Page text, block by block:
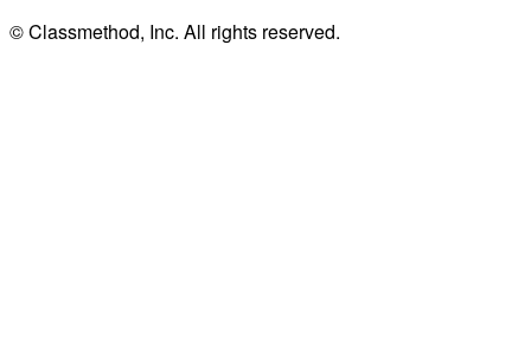
© Classmethod, Inc. All rights reserved.